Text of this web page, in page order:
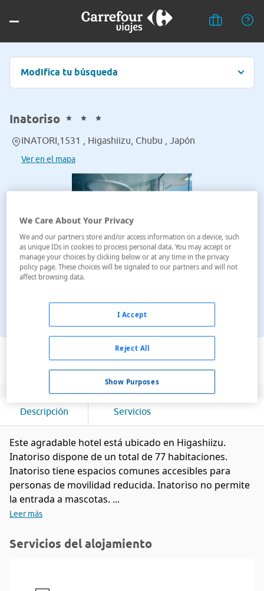
Modifica tu búsqueda
Inatoriso
INATORI,1531 , Higashiizu, Chubu , Japón
Ver en el mapa
Descripción Servicios
Este agradable hotel está ubicado en Higashiizu.
Inatoriso dispone de un total de 77 habitaciones.
Inatoriso tiene espacios comunes accesibles para
personas de movilidad reducida. Inatoriso no permite
la entrada a mascotas. ...
Leer más
Servicios del alojamiento
We Care About Your Privacy
We and our partners store and/or access information on a device, such
as unique IDs in cookies to process personal data. You may accept or
manage your choices by clicking below or at any time in the privacy
policy page. These choices will be signaled to our partners and will not
affect browsing data.
Show Purposes
Reject All
I Accept